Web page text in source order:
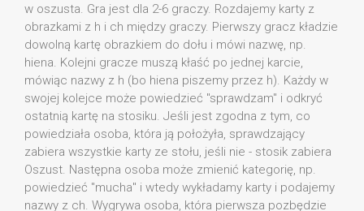
w oszusta. Gra jest dla 2-6 graczy. Rozdajemy karty z
obrazkami z h i ch między graczy. Pierwszy gracz kładzie
dowolną kartę obrazkiem do dołu i mówi nazwę, np.
hiena. Kolejni gracze muszą kłaść po jednej karcie,
mówiąc nazwy z h (bo hiena piszemy przez h). Każdy w
swojej kolejce może powiedzieć "sprawdzam" i odkryć
ostatnią kartę na stosiku. Jeśli jest zgodna z tym, co
powiedziała osoba, która ją położyła, sprawdzający
zabiera wszystkie karty ze stołu, jeśli nie - stosik zabiera
Oszust. Następna osoba może zmienić kategorię, np.
powiedzieć "mucha" i wtedy wykładamy karty i podajemy
nazwy z ch. Wygrywa osoba, która pierwsza pozbędzie